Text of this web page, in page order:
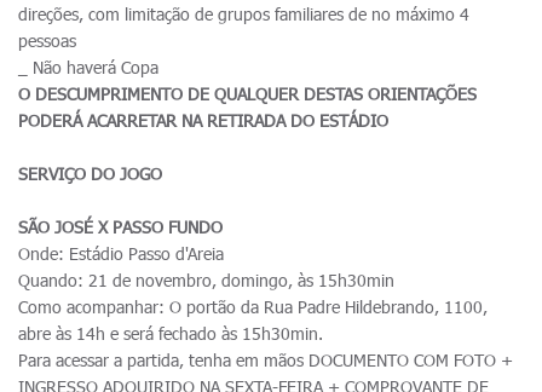
direções, com limitação de grupos familiares de no máximo 4
pessoas
_ Não haverá Copa
O DESCUMPRIMENTO DE QUALQUER DESTAS ORIENTAÇÕES
PODERÁ ACARRETAR NA RETIRADA DO ESTÁDIO
SERVIÇO DO JOGO
SÃO JOSÉ X PASSO FUNDO
Onde: Estádio Passo d'Areia
Quando: 21 de novembro, domingo, às 15h30min
Como acompanhar: O portão da Rua Padre Hildebrando, 1100,
abre às 14h e será fechado às 15h30min.
Para acessar a partida, tenha em mãos DOCUMENTO COM FOTO +
INGRESSO ADQUIRIDO NA SEXTA-FEIRA + COMPROVANTE DE